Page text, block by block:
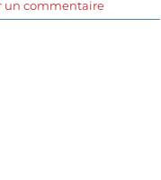
un commentairesur
La